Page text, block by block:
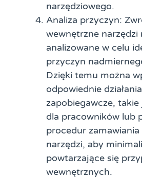
narzędziowego.
Analiza przyczyn:
wewnętrzne narzędzi
analizowane w celu
przyczyn
Dzięki temu można
odpowiednie działania
zapobiegawcze, takie
dla pracowników lub
procedur
narzędzi, aby
powtarzające się
wewnętrznych.